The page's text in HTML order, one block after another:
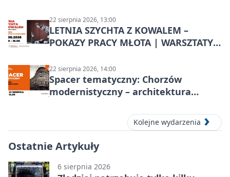
22 sierpnia 2026, 13:00
LETNIA SZYCHTA Z KOWALEM –
POKAZY PRACY MŁOTA | WARSZTATY
22 sierpnia 2026, 14:00
Spacer tematyczny: Chorzów
modernistyczny – architektura
Kolejne wydarzenia
Ostatnie Artykuły
6 sierpnia 2026